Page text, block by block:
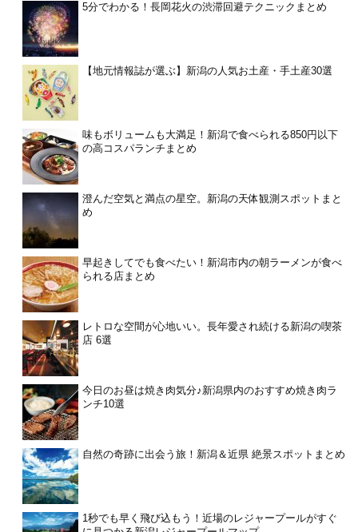
5分でわかる！長岡花火の渋滞回避テクニックまとめ
【地元情報誌が選ぶ】新潟の人気お土産・手土産30選
味もボリュームも大満足！新潟で食べられる850円以下
の高コスパランチまとめ
澄んだ空気と満点の星空。新潟の天体観測スポットまと
め
早起きしてでも食べたい！新潟市内の朝ラーメンが食べ
られる店まとめ
レトロな空間が心地いい。長年愛され続ける新潟の喫茶
店 6選
今日のお昼は焼き肉気分♪新潟県内のおすすめ焼き肉ラ
ンチ10選
自然の奇跡に出会う旅！新潟＆近県 絶景スポットまとめ
1秒でも早く飛び込もう！近場のレジャープールがすぐ